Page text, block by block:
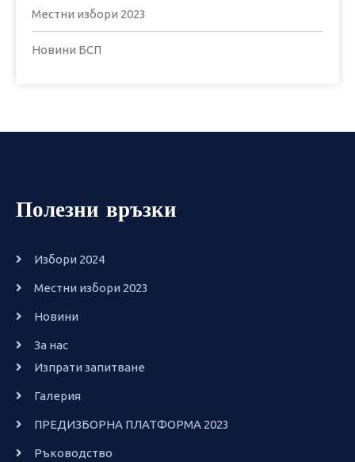
Местни избори 2023
Новини БСП
Полезни връзки
Избори 2024
Местни избори 2023
Новини
За нас
Изпрати запитване
Галерия
ПРЕДИЗБОРНА ПЛАТФОРМА 2023
Ръководство